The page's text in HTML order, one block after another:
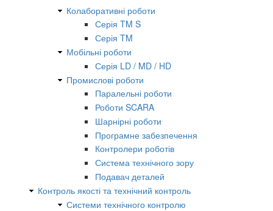
Колаборативні роботи
Серія TM S
Серія TM
Мобільні роботи
Серія LD / MD / HD
Промислові роботи
Паралельні роботи
Роботи SCARA
Шарнірні роботи
Програмне забезпечення
Контролери роботів
Система технічного зору
Подавач деталей
Контроль якості та технічний контроль
Системи технічного контролю